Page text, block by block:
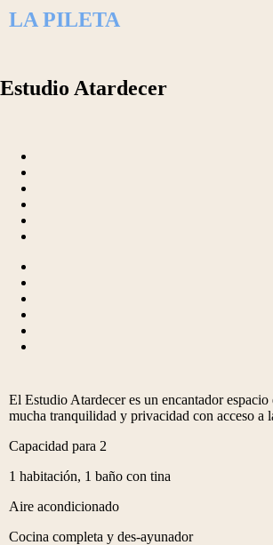
LA PILETA
Estudio Atardecer
El Estudio Atardecer es un encantador
mucha tranquilidad y privacidad con acceso a
Capacidad para 2
1 habitación, 1 baño con tina
Aire acondicionado
Cocina completa y des-ayunador